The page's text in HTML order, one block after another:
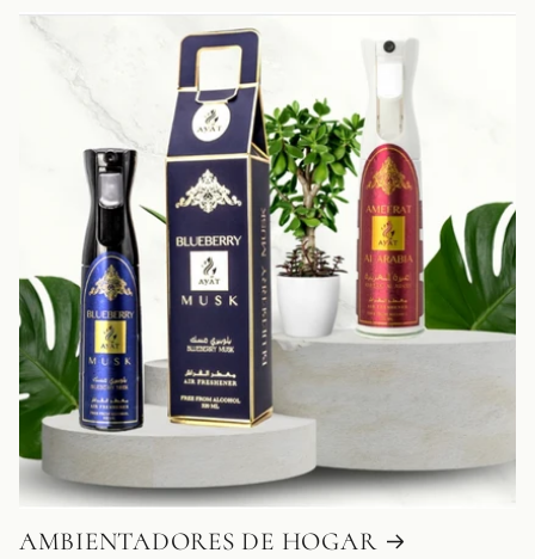
AMBIENTADORES DE HOGAR